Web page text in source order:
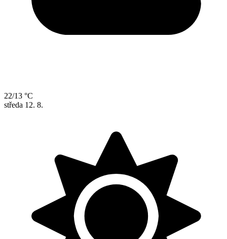
22/13 °C
středa 12. 8.